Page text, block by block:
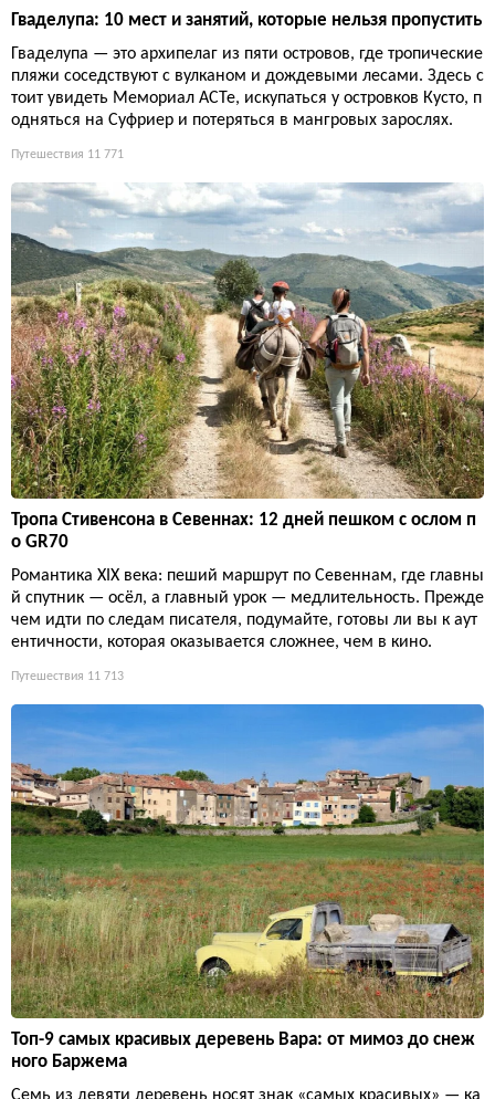
Гваделупа: 10 мест и занятий, которые нельзя пропустить
Гваделупа — это архипелаг из пяти островов, где тропические
пляжи соседствуют с вулканом и дождевыми лесами. Здесь с
тоит увидеть Мемориал ACTe, искупаться у островков Кусто, п
одняться на Суфриер и потеряться в мангровых зарослях.
Путешествия 11 771
Тропа Стивенсона в Севеннах: 12 дней пешком с ослом п
о GR70
Романтика XIX века: пеший маршрут по Севеннам, где главны
й спутник — осёл, а главный урок — медлительность. Прежде
чем идти по следам писателя, подумайте, готовы ли вы к аут
ентичности, которая оказывается сложнее, чем в кино.
Путешествия 11 713
Топ-9 самых красивых деревень Вара: от мимоз до снеж
ного Баржема
Семь из девяти деревень носят знак «самых красивых» — ка